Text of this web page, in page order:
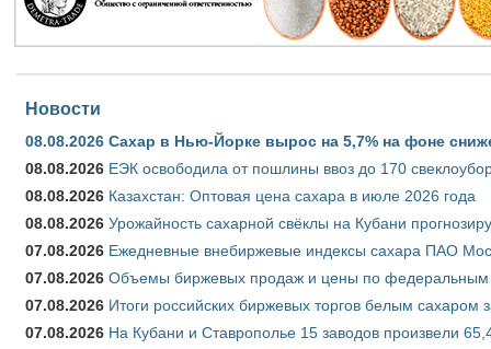
Новости
08.08.2026 Сахар в Нью-Йорке вырос на 5,7% на фоне
08.08.2026 ЕЭК освободила от пошлины ввоз до 170
08.08.2026 Казахстан: Оптовая цена сахара в июле 2026 года
08.08.2026 Урожайность сахарной свёклы на Кубани
07.08.2026 Ежедневные внебиржевые индексы сахара ПАО
07.08.2026 Объемы биржевых продаж и цены по федеральным
07.08.2026 Итоги российских биржевых торгов белым сахаром
07.08.2026 На Кубани и Ставрополье 15 заводов произвели